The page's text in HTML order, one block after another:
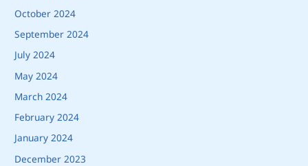
October 2024
September 2024
July 2024
May 2024
March 2024
February 2024
January 2024
December 2023